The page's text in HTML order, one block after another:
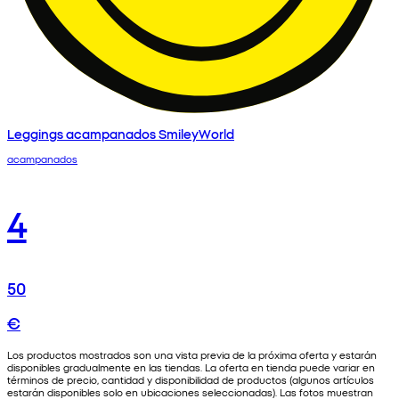
Leggings acampanados SmileyWorld
acampanados
4
50
€
Los productos mostrados son una vista previa de la próxima oferta y estarán
disponibles gradualmente en las tiendas. La oferta en tienda puede variar en
términos de precio, cantidad y disponibilidad de productos (algunos artículos
estarán disponibles solo en ubicaciones seleccionadas). Las fotos muestran